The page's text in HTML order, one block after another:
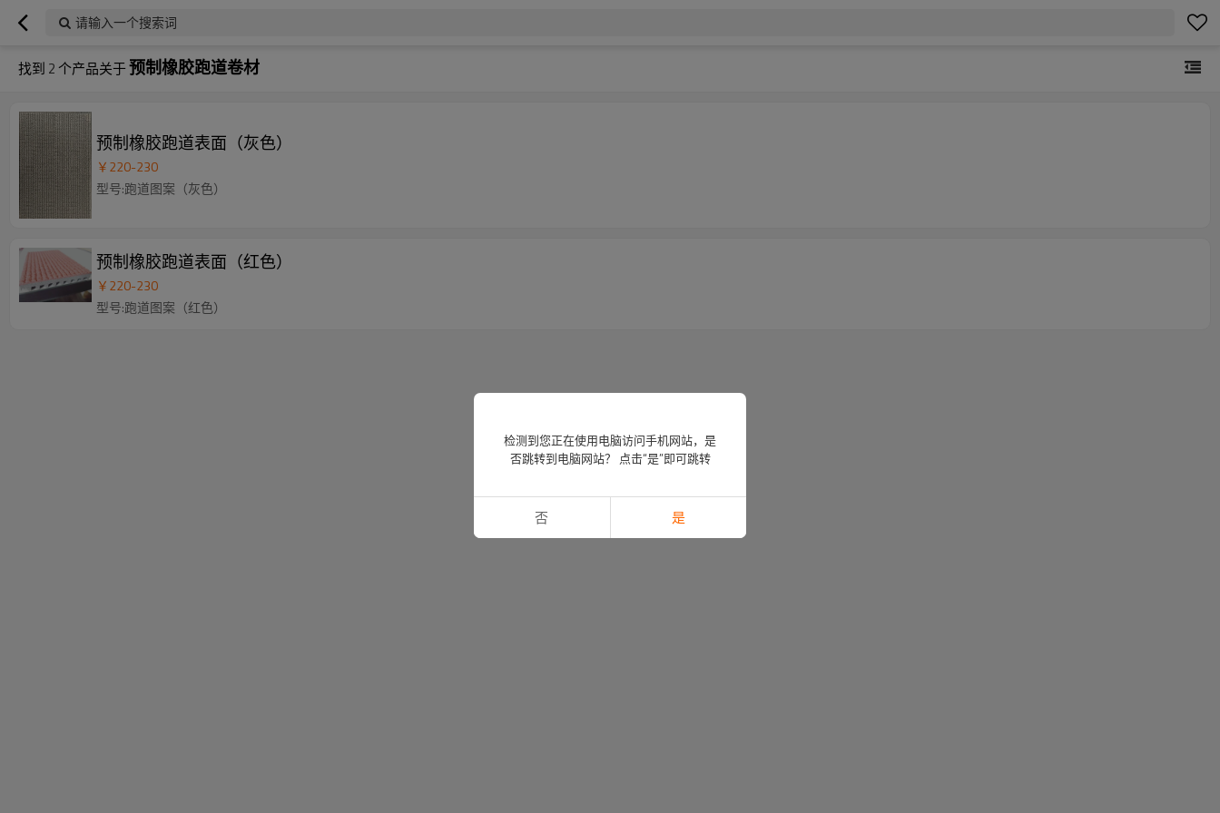
请输入一个搜索词
找到 2个产品关于预制橡胶跑道卷材
预制橡胶跑道表面（灰色）
￥220-230
型号:跑道图案（灰色）
预制橡胶跑道表面（红色）
￥220-230
型号:跑道图案（红色）
检测到您正在使用电脑访问手机网站，是
否跳转到电脑网站？ 点击“是”即可跳转
否 是